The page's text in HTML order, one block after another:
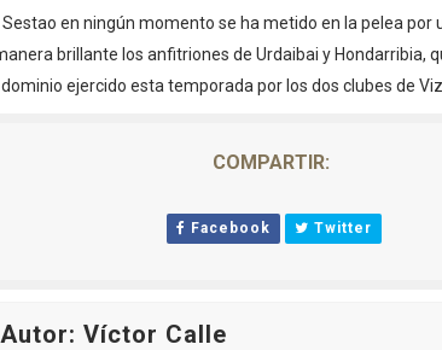
de esgrima 2026 (Hong Kong) - La
Rodriguez es la nueva monarca
Unlimited Softball League 2026 - Las
de piragüismo slalom 2026 (Oklahoma
de Francia masculino 2026 - Tadej Pogacar
de Fórmula 1 2026 - Lando Norris
Sestao en ningún momento se ha metido en la pelea por
brillante los anfitriones de Urdaibai y Hondarribia,
ejercido esta temporada por los dos clubes de
COMPARTIR:
Facebook Twitter
Autor: Víctor Calle